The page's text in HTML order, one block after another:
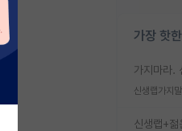
가장 핫